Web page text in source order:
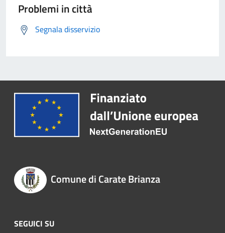
Problemi in città
Segnala disservizio
Comune di Carate Brianza
SEGUICI SU